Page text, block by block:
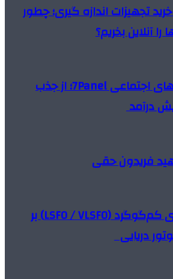
تجهیزات اندازه گیری؛ چطور
را آنلاین بخریم؟
خدمات شبکه‌های اجتماعی 7Panel؛ از جذب
درآمد
فریدون حقی
تأثیر سوخت‌های کم‌گوگرد (LSFO / VLSFO) بر
دریایی